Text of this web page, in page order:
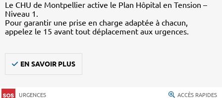
Le CHU de Montpellier active le Plan Hôpital en Tension –
Niveau 1.
Pour garantir une prise en charge adaptée à chacun,
appelez le 15 avant tout déplacement aux urgences.
EN SAVOIR PLUS
URGENCES ACCÈS RAPIDES